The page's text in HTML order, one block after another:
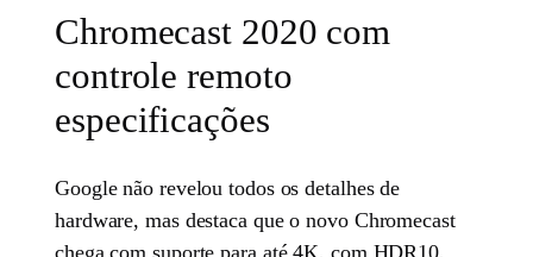
Chromecast 2020 com
controle remoto
especificações
Google não revelou todos os detalhes de
hardware, mas destaca que o novo Chromecast
chega com suporte para até 4K, com HDR10,